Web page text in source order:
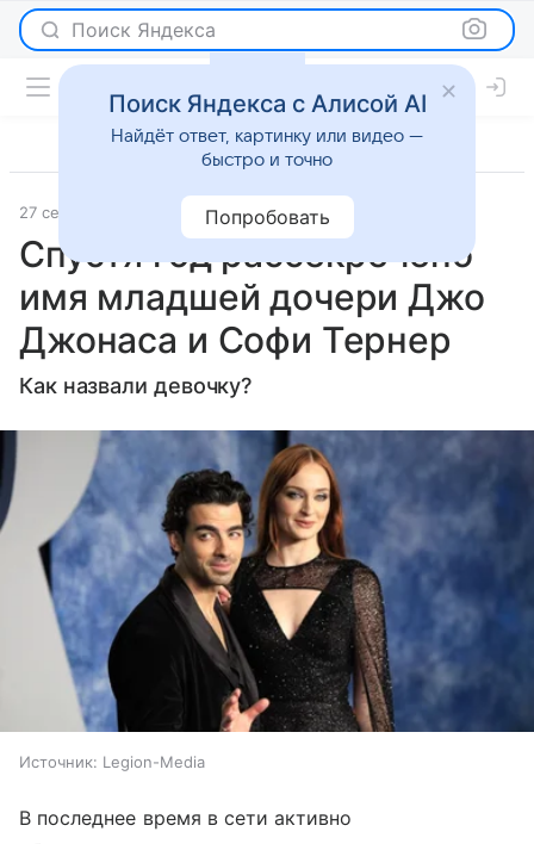
Поиск Яндекса
27 сентября 2023 Super.ru Светская жизнь
Спустя год рассекречено
имя младшей дочери Джо
Джонаса и Софи Тернер
Как назвали девочку?
Источник: Legion-Media
В последнее время в сети активно
Поиск Яндекса с Алисой AI
Найдёт ответ, картинку или видео —
быстро и точно
Попробовать